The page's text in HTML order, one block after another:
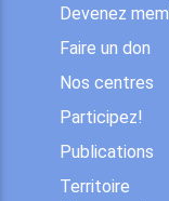
Devenez
Faire un don
Nos centres
Participez!
Publications
Territoire